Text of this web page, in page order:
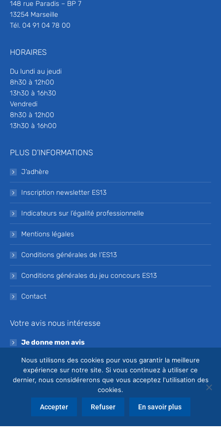
148 rue Paradis – BP 7
13254 Marseille
Tél. 04 91 04 78 00
HORAIRES
Du lundi au jeudi
8h30 à 12h00
13h30 à 16h30
Vendredi
8h30 à 12h00
13h30 à 16h00
PLUS D’INFORMATIONS
J’adhère
Inscription newsletter ES13
Indicateurs sur l’égalité professionnelle
Mentions légales
Conditions générales de l’ES13
Conditions générales du jeu concours ES13
Contact
Votre avis nous intéresse
Je donne mon avis
Devenez bénévole de l’ES13
Je souhaite devenir bénévole à l’ES13
Nous utilisons des cookies pour vous garantir la meilleure
expérience sur notre site. Si vous continuez à utiliser ce
dernier, nous considérerons que vous acceptez l'utilisation des
cookies.
Accepter Refuser En savoir plus